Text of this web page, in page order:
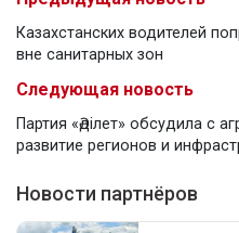
Казахстанских водителей
вне санитарных зон
Следующая новость
Партия «Әділет» обсудила с
развитие регионов и